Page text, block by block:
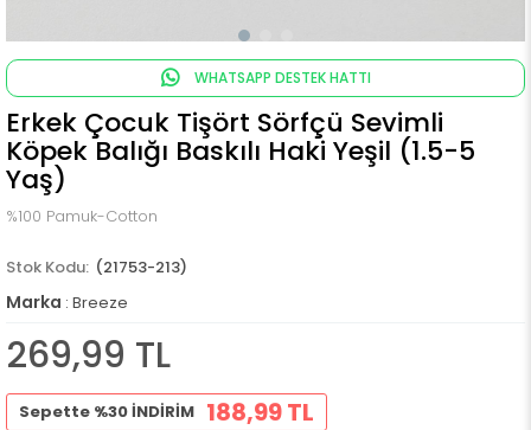
WHATSAPP DESTEK HATTI
Erkek Çocuk Tişört Sörfçü Sevimli
Köpek Balığı Baskılı Haki Yeşil (1.5-5
Yaş)
%100 Pamuk-Cotton
(21753-213)
Marka : Breeze
269,99 TL
Sepette %30 İNDİRİM 188,99 TL